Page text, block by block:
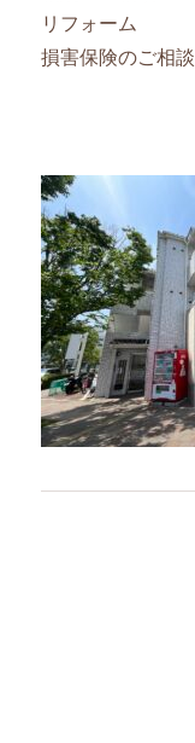
リフォーム
損害保険のご相談